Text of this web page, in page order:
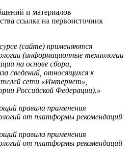
и материалов
ссылка на первоисточник
(сайте) применяются
(информационные технологии
на основе сбора,
сведений, относящихся к
сети «Интернет»,
Российской Федерации).»
правила применения
от платформы рекомендаций
правила применения
от платформы рекомендаций